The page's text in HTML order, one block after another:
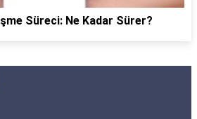
Süreci: Ne Kadar Sürer?